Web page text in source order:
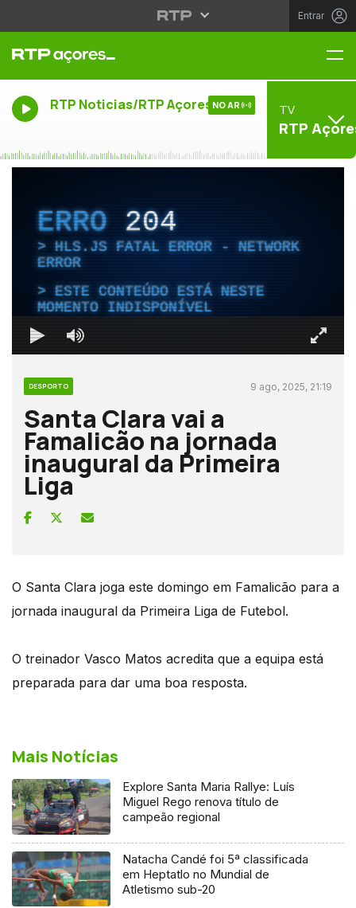
Entrar
RTP Noticias/RTP Açores NO AR TV
RTP
ERRO204
HLS.JS FATAL ERROR - NETWORK
ERROR
ESTE CONTEÚDO ESTÁ NESTE
MOMENTO INDISPONÍVEL
DESPORTO 9 ago, 2025, 21:19
Santa Clara vai a
Famalicão na jornada
inaugural da Primeira
Liga
O Santa Clara joga este domingo em Famalicão para a
jornada inaugural da Primeira Liga de Futebol.
O treinador Vasco Matos acredita que a equipa está
preparada para dar uma boa resposta.
Mais Notícias
Explore Santa Maria Rallye: Luís
Miguel Rego renova título de
campeão regional
Natacha Candé foi 5ª classificada
em Heptatlo no Mundial de
Atletismo sub-20